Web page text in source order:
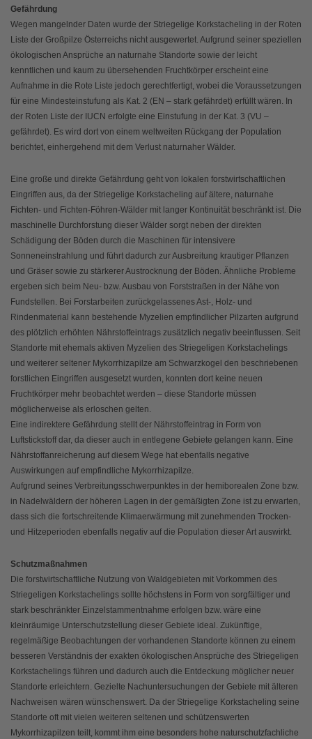
Gefährdung
Wegen mangelnder Daten wurde der Striegelige Korkstacheling in der Roten
Liste der Großpilze Österreichs nicht ausgewertet. Aufgrund seiner speziellen
ökologischen Ansprüche an naturnahe Standorte sowie der leicht
kenntlichen und kaum zu übersehenden Fruchtkörper erscheint eine
Aufnahme in die Rote Liste jedoch gerechtfertigt, wobei die Voraussetzungen
für eine Mindesteinstufung als Kat. 2 (EN – stark gefährdet) erfüllt wären. In
der Roten Liste der IUCN erfolgte eine Einstufung in der Kat. 3 (VU –
gefährdet). Es wird dort von einem weltweiten Rückgang der Population
berichtet, einhergehend mit dem Verlust naturnaher Wälder.
Eine große und direkte Gefährdung geht von lokalen forstwirtschaftlichen
Eingriffen aus, da der Striegelige Korkstacheling auf ältere, naturnahe
Fichten- und Fichten-Föhren-Wälder mit langer Kontinuität beschränkt ist. Die
maschinelle Durchforstung dieser Wälder sorgt neben der direkten
Schädigung der Böden durch die Maschinen für intensivere
Sonneneinstrahlung und führt dadurch zur Ausbreitung krautiger Pflanzen
und Gräser sowie zu stärkerer Austrocknung der Böden. Ähnliche Probleme
ergeben sich beim Neu- bzw. Ausbau von Forststraßen in der Nähe von
Fundstellen. Bei Forstarbeiten zurückgelassenes Ast-, Holz- und
Rindenmaterial kann bestehende Myzelien empfindlicher Pilzarten aufgrund
des plötzlich erhöhten Nährstoffeintrags zusätzlich negativ beeinflussen. Seit
Standorte mit ehemals aktiven Myzelien des Striegeligen Korkstachelings
und weiterer seltener Mykorrhizapilze am Schwarzkogel den beschriebenen
forstlichen Eingriffen ausgesetzt wurden, konnten dort keine neuen
Fruchtkörper mehr beobachtet werden – diese Standorte müssen
möglicherweise als erloschen gelten.
Eine indirektere Gefährdung stellt der Nährstoffeintrag in Form von
Luftstickstoff dar, da dieser auch in entlegene Gebiete gelangen kann. Eine
Nährstoffanreicherung auf diesem Wege hat ebenfalls negative
Auswirkungen auf empfindliche Mykorrhizapilze.
Aufgrund seines Verbreitungsschwerpunktes in der hemiborealen Zone bzw.
in Nadelwäldern der höheren Lagen in der gemäßigten Zone ist zu erwarten,
dass sich die fortschreitende Klimaerwärmung mit zunehmenden Trocken-
und Hitzeperioden ebenfalls negativ auf die Population dieser Art auswirkt.
Schutzmaßnahmen
Die forstwirtschaftliche Nutzung von Waldgebieten mit Vorkommen des
Striegeligen Korkstachelings sollte höchstens in Form von sorgfältiger und
stark beschränkter Einzelstammentnahme erfolgen bzw. wäre eine
kleinräumige Unterschutzstellung dieser Gebiete ideal. Zukünftige,
regelmäßige Beobachtungen der vorhandenen Standorte können zu einem
besseren Verständnis der exakten ökologischen Ansprüche des Striegeligen
Korkstachelings führen und dadurch auch die Entdeckung möglicher neuer
Standorte erleichtern. Gezielte Nachuntersuchungen der Gebiete mit älteren
Nachweisen wären wünschenswert. Da der Striegelige Korkstacheling seine
Standorte oft mit vielen weiteren seltenen und schützenswerten
Mykorrhizapilzen teilt, kommt ihm eine besonders hohe naturschutzfachliche